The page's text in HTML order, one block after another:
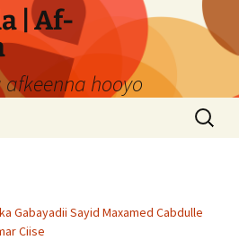
| Af-
hooyo
Search
for:
Gabayadii Sayid Maxamed Cabdulle
Ciise